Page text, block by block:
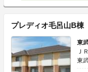
プレディオ毛呂山B棟
東
Ｊ
東